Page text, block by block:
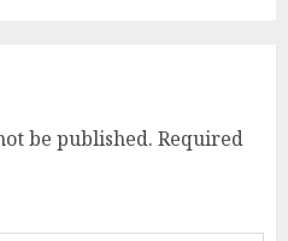
be published. Required